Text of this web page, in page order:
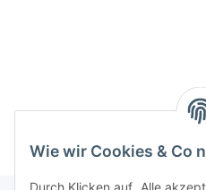
Wie wir Cookies & Co